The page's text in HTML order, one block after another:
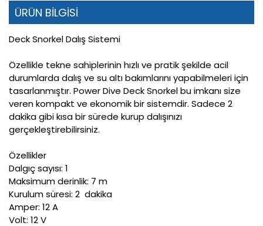
ÜRÜN BİLGİSİ
Deck Snorkel Dalış Sistemi
Özellikle tekne sahiplerinin hızlı ve pratik şekilde acil
durumlarda dalış ve su altı bakımlarını yapabilmeleri için
tasarlanmıştır. Power Dive Deck Snorkel bu imkanı size
veren kompakt ve ekonomik bir sistemdir. Sadece 2
dakika gibi kısa bir sürede kurup dalışınızı
gerçekleştirebilirsiniz.
Özellikler
Dalgıç sayısı: 1
Maksimum derinlik: 7 m
Kurulum süresi: 2 dakika
Amper: 12 A
Volt: 12 V